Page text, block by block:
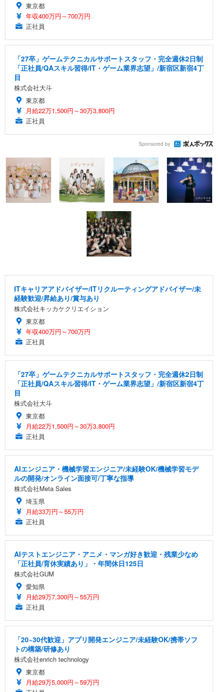
東京都
年収400万円～700万円
正社員
「27卒」ゲームテクニカルサポートスタッフ・完全週休2日制
「正社員/QAスキル習得/IT・ゲーム業界志望」/新宿区新宿4丁
目
株式会社大斗
東京都
月給22万1,500円～30万3,800円
正社員
Sponsored by
ITキャリアアドバイザー/ITリクルーティングアドバイザー/未
経験歓迎/昇給あり/賞与あり
株式会社キッカケクリエイション
東京都
年収400万円～700万円
正社員
「27卒」ゲームテクニカルサポートスタッフ・完全週休2日制
「正社員/QAスキル習得/IT・ゲーム業界志望」/新宿区新宿4丁
目
株式会社大斗
東京都
月給22万1,500円～30万3,800円
正社員
AIエンジニア・機械学習エンジニア/未経験OK/機械学習モデ
ルの開発/オンライン面接可/丁寧な指導
株式会社Meta Sales
埼玉県
月給33万円～55万円
正社員
AIテストエンジニア・アニメ・マンガ好き歓迎・残業少なめ
「正社員/育休実績あり」・年間休日125日
株式会社GUM
愛知県
月給29万7,300円～55万円
正社員
「20~30代歓迎」アプリ開発エンジニア/未経験OK/携帯ソフ
トの構築/研修あり
株式会社enrich technology
東京都
月給29万5,000円～59万円